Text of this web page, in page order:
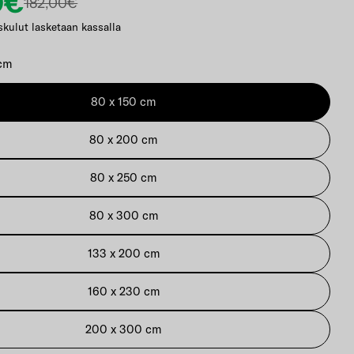
lasketaan kassalla
80 x 150 cm
80 x 200 cm
80 x 250 cm
80 x 300 cm
133 x 200 cm
160 x 230 cm
200 x 300 cm